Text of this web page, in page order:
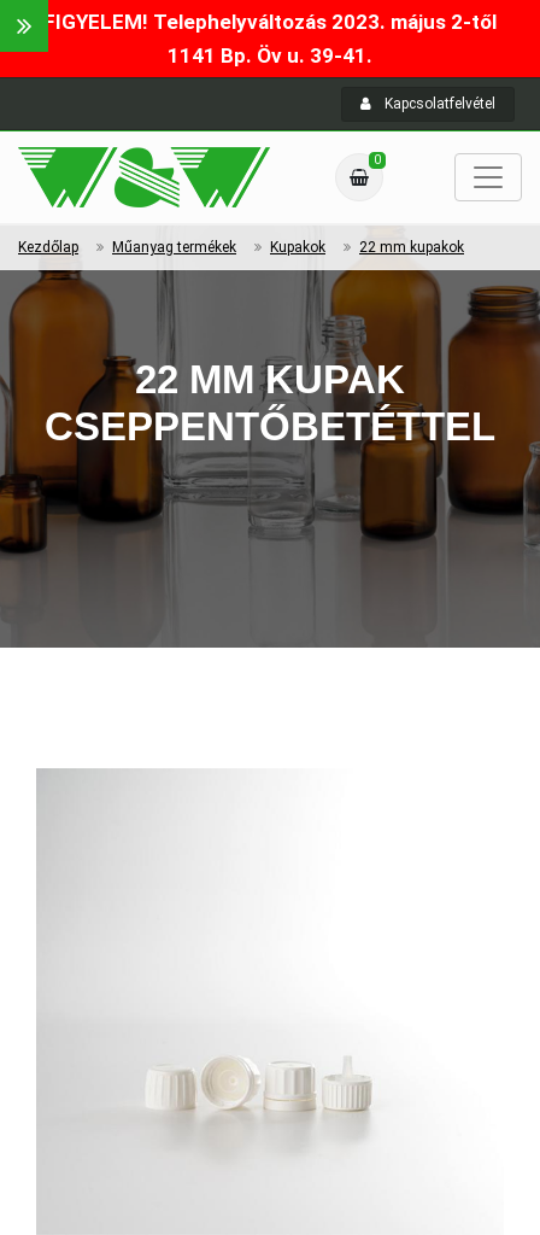
FIGYELEM! Telephelyváltozás 2023. május 2-től
1141 Bp. Öv u. 39-41.
Kapcsolatfelvétel
0
Kezdőlap Műanyag termékek Kupakok 22 mm kupakok
22 MM KUPAK
CSEPPENTŐBETÉTTEL